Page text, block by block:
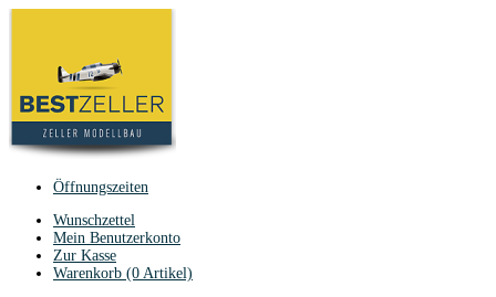
Öffnungszeiten
Wunschzettel
Mein Benutzerkonto
Zur Kasse
Warenkorb (0 Artikel)